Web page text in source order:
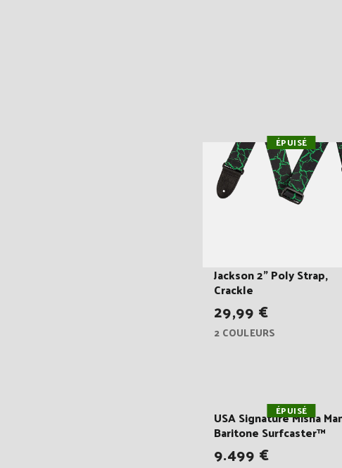
ÉPUISÉ
Jackson 2" Poly Strap,
Crackle
29,99 €
2 COULEURS
ÉPUISÉ
USA Signature Misha
Baritone Surfcaster™
9.499 €